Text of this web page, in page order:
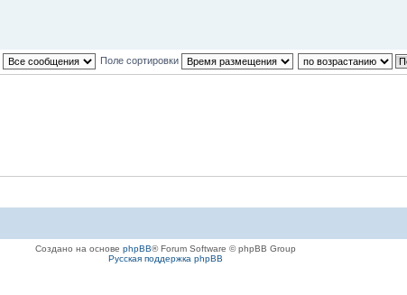
Поле сортировки
Создано на основе phpBB® Forum Software © phpBB Group
Русская поддержка phpBB